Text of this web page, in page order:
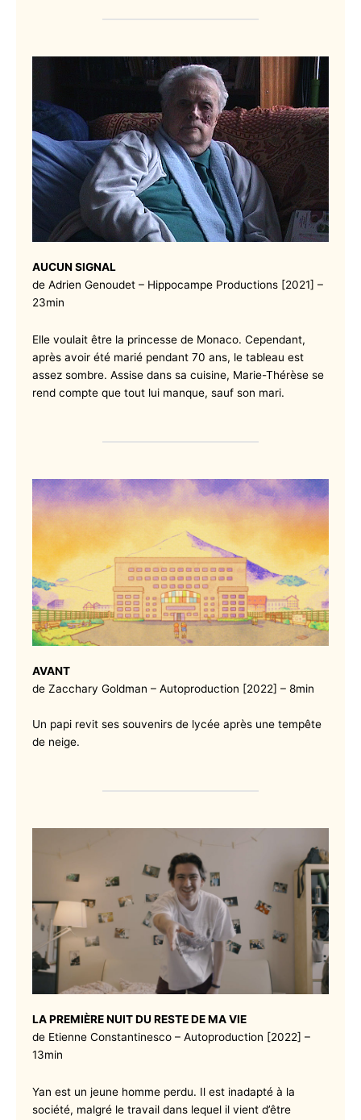
AUCUN SIGNAL
de Adrien Genoudet – Hippocampe Productions [2021] –
23min
Elle voulait être la princesse de Monaco. Cependant,
après avoir été marié pendant 70 ans, le tableau est
assez sombre. Assise dans sa cuisine, Marie-Thérèse se
rend compte que tout lui manque, sauf son mari.
AVANT
de Zacchary Goldman – Autoproduction [2022] – 8min
Un papi revit ses souvenirs de lycée après une tempête
de neige.
LA PREMIÈRE NUIT DU RESTE DE MA VIE
de Etienne Constantinesco – Autoproduction [2022] –
13min
Yan est un jeune homme perdu. Il est inadapté à la
société, malgré le travail dans lequel il vient d’être